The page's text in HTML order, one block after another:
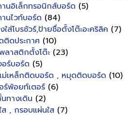
านอิเล็กทรอนิกส์บอร์ด (5)
านไวท์บอร์ด (84)
ใส่โบรชัวร์,ป้ายชื่อตั้งโต๊ะอะคริลิค (7)
ติดประกาศ (10)
ลาสติกตั้งโต๊ะ (23)
อร์บอร์ด (5)
ม่เหล็กติดบอร์ด , หมุดติดบอร์ด (10)
อร์พ้อยท์เตอร์ (6)
นทางเดิน (2)
ส , กรอบแผ่นใส (7)